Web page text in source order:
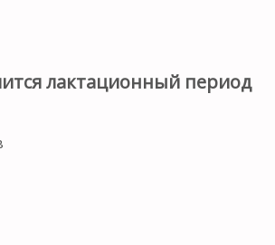
лактационный период